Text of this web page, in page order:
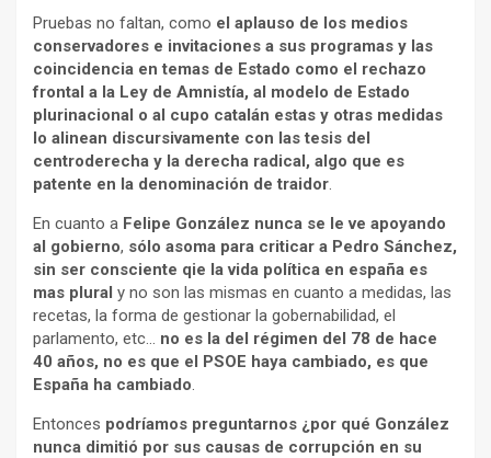
Pruebas no faltan, como el aplauso de los medios
conservadores e invitaciones a sus programas y las
coincidencia en temas de Estado como el rechazo
frontal a la Ley de Amnistía, al modelo de Estado
plurinacional o al cupo catalán estas y otras medidas
lo alinean discursivamente con las tesis del
centroderecha y la derecha radical, algo que es
patente en la denominación de traidor.
En cuanto a Felipe González nunca se le ve apoyando
al gobierno, sólo asoma para criticar a Pedro Sánchez,
sin ser consciente qie la vida política en españa es
mas plural y no son las mismas en cuanto a medidas, las
recetas, la forma de gestionar la gobernabilidad, el
parlamento, etc… no es la del régimen del 78 de hace
40 años, no es que el PSOE haya cambiado, es que
España ha cambiado.
Entonces podríamos preguntarnos ¿por qué González
nunca dimitió por sus causas de corrupción en su